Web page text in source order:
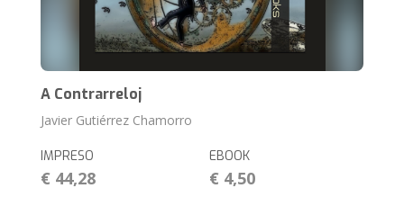
A Contrarreloj
Javier Gutiérrez Chamorro
IMPRESO
€ 44,28
EBOOK
€ 4,50